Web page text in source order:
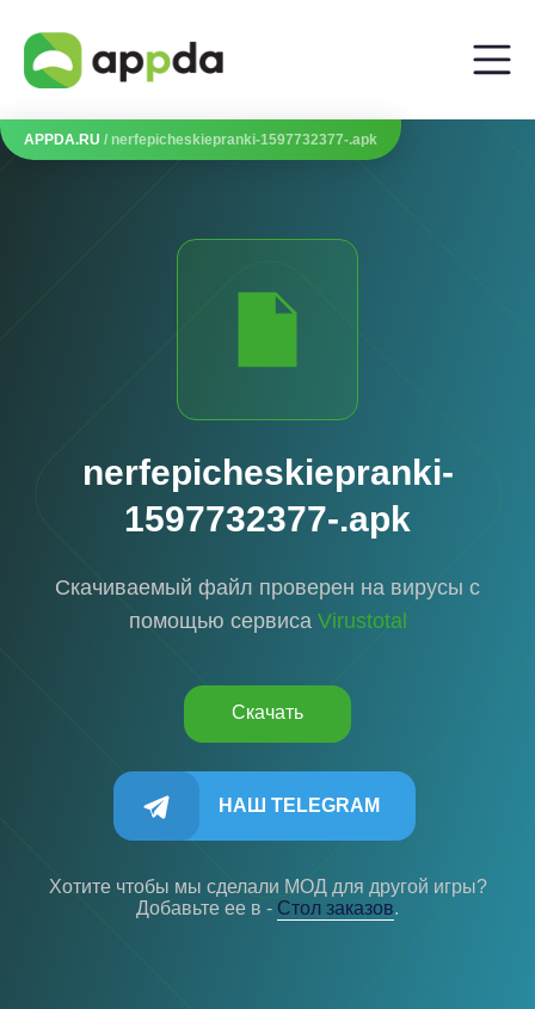
APPDA.RU / nerfepicheskiepranki-1597732377-.apk
nerfepicheskiepranki-
1597732377-.apk
Скачиваемый файл проверен на вирусы с
помощью сервиса Virustotal
Скачать
НАШ TELEGRAM
Хотите чтобы мы сделали МОД для другой игры?
Добавьте ее в - Cтол заказов.